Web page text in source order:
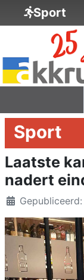
Sport
Laatste
nadert
Details
Sport